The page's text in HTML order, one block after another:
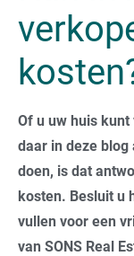
Of u uw huis
daar in deze
doen, is dat
kosten. Besluit u
vullen voor een
van SONS Real